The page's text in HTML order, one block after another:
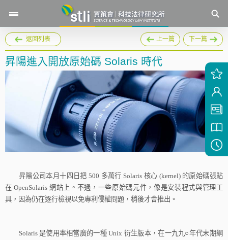
返回列表 上一篇 下一篇
昇陽進入開放原始碼 Solaris 時代
昇陽公司本月十四日把 500 多萬行 Solaris 核心 (kernel) 的原始碼張貼
在 OpenSolaris網站上。不過，一些原始碼元件，像是安裝程式與管理工
具，因為仍在逐行檢視以免專利侵權問題，稍後才會推出。
Solaris 是使用率相當廣的一種 Unix 衍生版本，在一九九 ○年代末期網